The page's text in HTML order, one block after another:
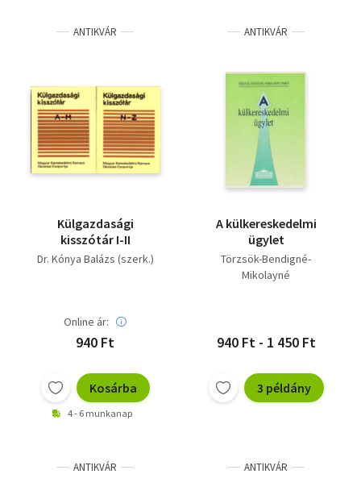
ANTIKVÁR
Külgazdasági
kisszótár I-II
Dr. Kónya Balázs (szerk.)
Online ár:
940 Ft
Kosárba
4 - 6 munkanap
ANTIKVÁR
A külkereskedelmi
ügylet
Törzsök-Bendigné-
Mikolayné
940 Ft - 1 450 Ft
3 példány
ANTIKVÁR ANTIKVÁR